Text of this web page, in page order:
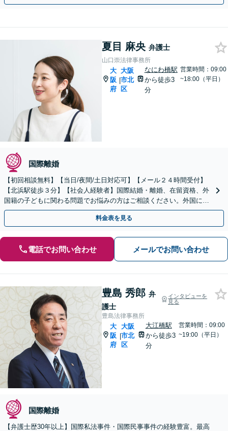
夏目 麻央 弁護士
山口崇法律事務所
大
阪
府
|
大阪
市北
区
なにわ橋駅
から徒歩3
分
営業時間：09:00
~18:00（平日）
国際離婚
【初回相談無料】【当日/夜間/土日対応可】【メール２４時間受付】
【北浜駅徒歩３分】【社会人経験者】国際結婚・離婚、在留資格、外
国籍の子どもに関わる問題でお悩みの方はご相談ください。外国につ
ながる子どもの教育問題などにも取り組んでおります。
料金表を見る
電話でお問い合わせ メールでお問い合わせ
豊島 秀郎 弁
護士
インタビューを
見る
豊島法律事務所
大
阪
府
|
大阪
市北
区
大江橋駅
から徒歩3
分
営業時間：09:00
~19:00（平日）
国際離婚
【弁護士歴30年以上】国際私法事件・国際民事事件の経験豊富。最高